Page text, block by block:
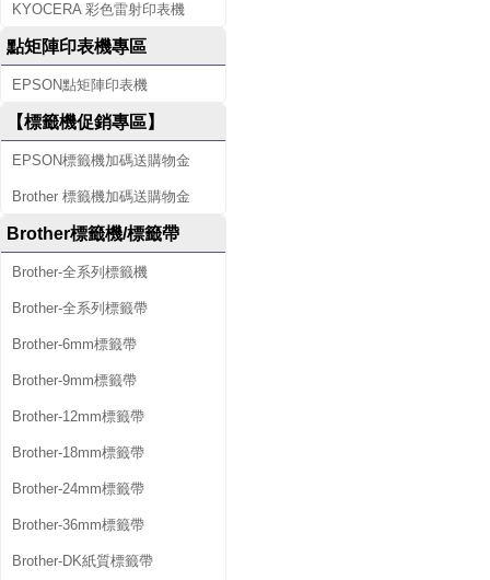
KYOCERA 彩色雷射印表機
點矩陣印表機專區
EPSON點矩陣印表機
【標籤機促銷專區】
EPSON標籤機加碼送購物金
Brother 標籤機加碼送購物金
Brother標籤機/標籤帶
Brother-全系列標籤機
Brother-全系列標籤帶
Brother-6mm標籤帶
Brother-9mm標籤帶
Brother-12mm標籤帶
Brother-18mm標籤帶
Brother-24mm標籤帶
Brother-36mm標籤帶
Brother-DK紙質標籤帶